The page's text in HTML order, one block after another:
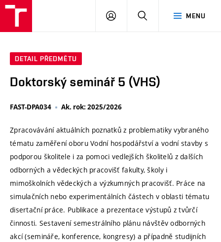
MENU
PŘIHLÁSIT
DETAIL PŘEDMĚTU
Doktorský seminář 5 (VHS)
FAST-DPA034 Ak. rok: 2025/2026
Zpracovávání aktuálních poznatků z problematiky vybraného
tématu zaměření oboru Vodní hospodářství a vodní stavby s
podporou školitele i za pomoci vedlejších školitelů z dalších
odborných a vědeckých pracovišť fakulty, školy i
mimoškolních vědeckých a výzkumných pracovišť. Práce na
simulačních nebo experimentálních částech v oblasti tématu
disertační práce. Publikace a prezentace výstupů z tvůrčí
činnosti. Sestavení semestrálního plánu návštěv odborných
akcí (semináře, konference, kongresy) a případně studijních